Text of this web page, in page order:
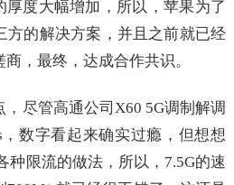
厚度大幅增加，所以，苹果为了
方的解决方案，并且之前就已经
，最终，达成合作共识。
尽管高通公司X60 5G调制解调
数字看起来确实过瘾，但想想
种限流的做法，所以，7.5G的速